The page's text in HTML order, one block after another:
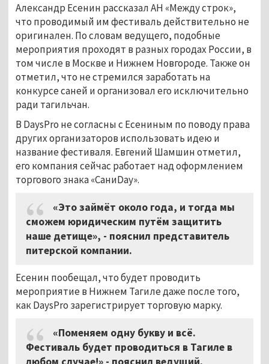
Александр Есенин рассказал АН «Между строк»,
что проводимый им фестиваль действительно не
оригинален. По словам ведущего, подобные
мероприятия проходят в разных городах России, в
том числе в Москве и Нижнем Новгороде. Также он
отметил, что не стремился заработать на
конкурсе саней и организовал его исключительно
ради тагильчан.
В DaysPro не согласны с Есениным по поводу права
других организаторов использовать идею и
название фестиваля. Евгений Шамшин отметил,
его компания сейчас работает над оформлением
торгового знака «СаниDay».
«Это займёт около года, и тогда мы
сможем юридическим путём защитить
наше детище», - пояснил представитель
питерской компании.
Есенин пообещал, что будет проводить
мероприятие в Нижнем Тагиле даже после того,
как DaysPro зарегистрирует торговую марку.
«Поменяем одну букву и всё.
Фестиваль будет проводиться в Тагиле в